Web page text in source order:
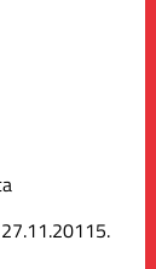
27.11.20115.